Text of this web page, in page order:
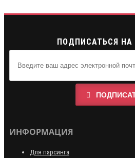
ПОДПИСАТЬСЯ НА
ИНФОРМАЦИЯ
Для парсинга